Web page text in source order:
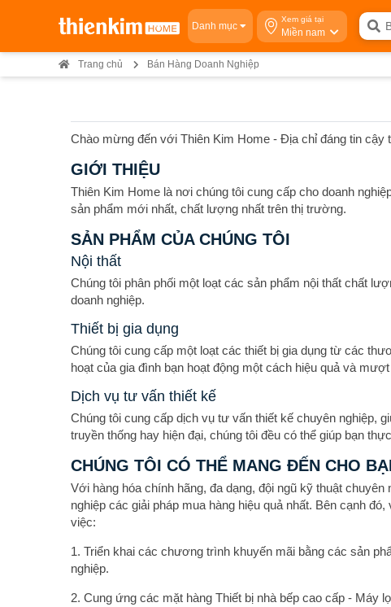
Danh mục
Xem giá tại
Miền nam
Trang chủ Bán Hàng Doanh Nghiệp
Chào mừng đến với Thiên Kim Home - Địa chỉ đáng tin cậy
GIỚI THIỆU
Thiên Kim Home là nơi chúng tôi cung cấp cho doanh
sản phẩm mới nhất, chất lượng nhất trên thị trường.
SẢN PHẨM CỦA CHÚNG TÔI
Nội thất
Chúng tôi phân phối một loạt các sản phẩm nội thất chất
doanh nghiệp.
Thiết bị gia dụng
Chúng tôi cung cấp một loạt các thiết bị gia dụng từ các
hoạt của gia đình bạn hoạt động một cách hiệu quả và
Dịch vụ tư vấn thiết kế
Chúng tôi cung cấp dịch vụ tư vấn thiết kế chuyên nghiệp,
truyền thống hay hiện đại, chúng tôi đều có thể giúp bạn
CHÚNG TÔI CÓ THỂ MANG ĐẾN CHO
Với hàng hóa chính hãng, đa dạng, đội ngũ kỹ thuật
nghiệp các giải pháp mua hàng hiệu quả nhất. Bên cạnh
việc:
1. Triển khai các chương trình khuyến mãi bằng các sản
nghiệp.
2. Cung ứng các mặt hàng Thiết bị nhà bếp cao cấp - Máy